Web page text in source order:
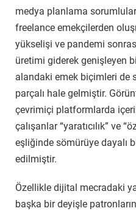
medya planlama
freelance emekçilerden
yükselişi ve pandemi
üretimi giderek genişleyen
alandaki emek biçimleri de
parçalı hale gelmiştir.
çevrimiçi platformlarda
çalışanlar “yaratıcılık” ve
eşliğinde sömürüye dayalı
edilmiştir.
Özellikle dijital mecradaki
başka bir deyişle